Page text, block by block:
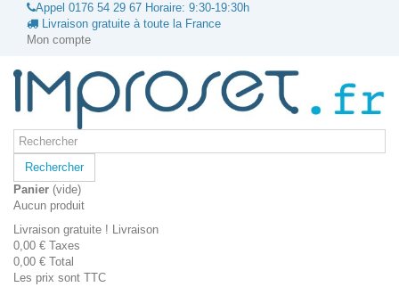
Appel 0176 54 29 67 Horaire: 9:30-19:30h
Livraison gratuite à toute la France
Mon compte
Rechercher
Panier (vide)
Aucun produit
Livraison gratuite ! Livraison
0,00 € Taxes
0,00 € Total
Les prix sont TTC